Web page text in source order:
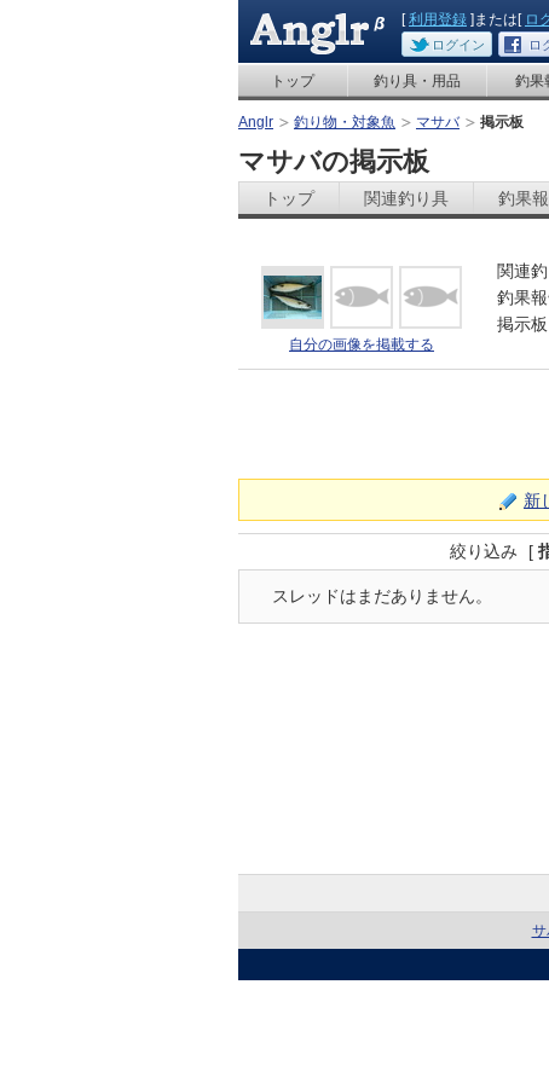
[利用登録 ]または[ ロ
ログイン ロ
トップ 釣り具・用品 釣果
Anglr 釣り物・対象魚 マサバ 掲示板
マサバの掲示板
トップ 関連釣り具 釣果
自分の画像を掲載する
関連
釣果
掲示板
新
絞り込み [
スレッドはまだありません。